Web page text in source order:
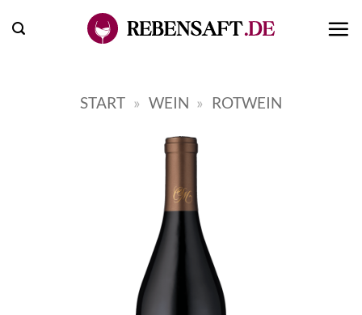
Inhalt
START » WEIN » ROTWEIN